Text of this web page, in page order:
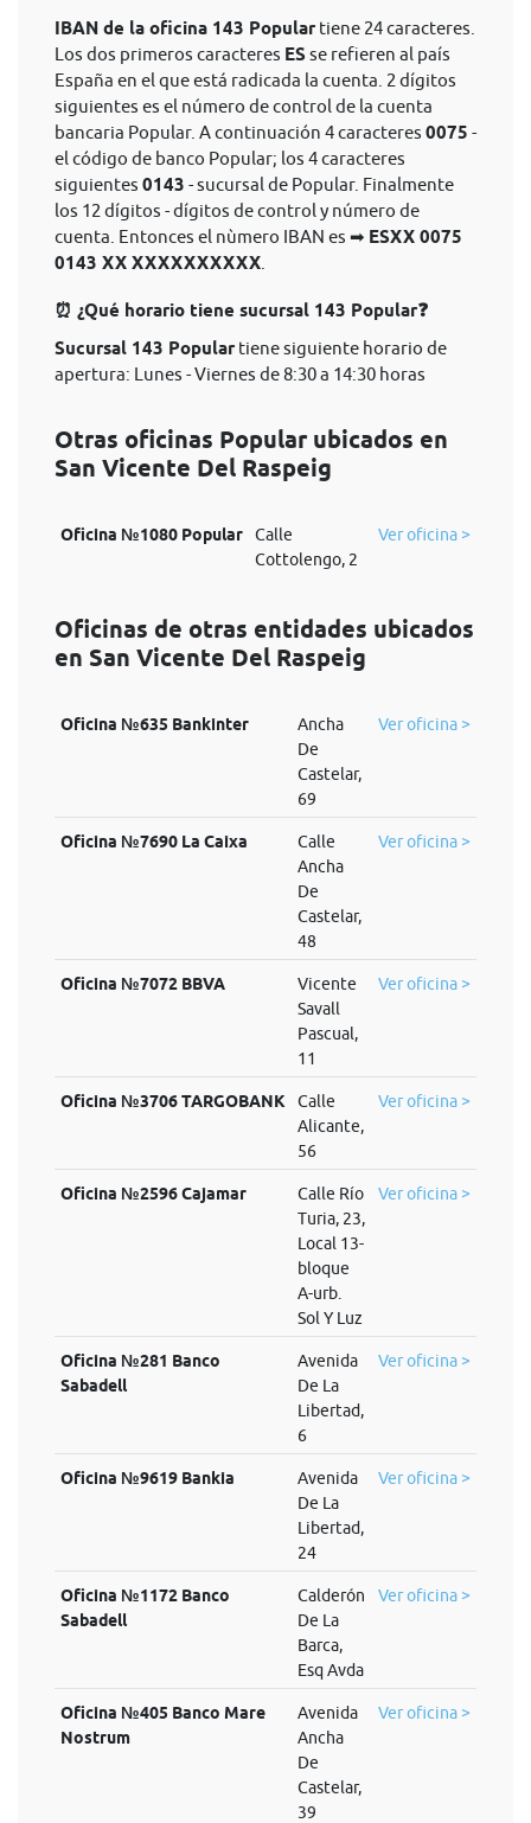
IBAN de la oficina 143 Popular tiene 24 caracteres.
Los dos primeros caracteres ES se refieren al país
España en el que está radicada la cuenta. 2 dígitos
siguientes es el número de control de la cuenta
bancaria Popular. A continuación 4 caracteres 0075 -
el código de banco Popular; los 4 caracteres
siguientes 0143 - sucursal de Popular. Finalmente
los 12 dígitos - dígitos de control y número de
cuenta. Entonces el nùmero IBAN es ➡ ESXX 0075
0143 XX XXXXXXXXXX
⏰ ¿Qué horario tiene sucursal 143 Popular❓
Sucursal 143 Popular tiene siguiente horario de
apertura: Lunes - Viernes de 8:30 a 14:30 horas
Otras oficinas Popular ubicados en
San Vicente Del Raspeig
Oficina №1080 Popular
Calle
Cottolengo, 2
Ver oficina >
Oficinas de otras entidades ubicados
en San Vicente Del Raspeig
Oficina №635 Bankinter
Ancha
De
Castelar,
69
Ver oficina >
Oficina №7690 La Caixa
Calle
Ancha
De
Castelar,
48
Ver oficina >
Oficina №7072 BBVA
Vicente
Savall
Pascual,
11
Ver oficina >
Oficina №3706 TARGOBANK
Calle
Alicante,
56
Ver oficina >
Oficina №2596 Cajamar
Calle Río
Turia, 23,
Local 13-
bloque
A-urb.
Sol Y Luz
Ver oficina >
Oficina №281 Banco
Sabadell
Avenida
De La
Libertad,
6
Ver oficina >
Oficina №9619 Bankia
Avenida
De La
Libertad,
24
Ver oficina >
Oficina №1172 Banco
Sabadell
Calderón
De La
Barca,
Esq Avda
Ver oficina >
Oficina №405 Banco Mare
Nostrum
Avenida
Ancha
De
Castelar,
39
Ver oficina >